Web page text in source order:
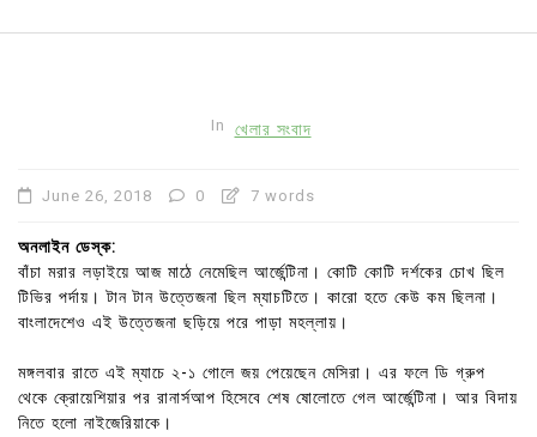
In খেলার সংবাদ
June 26, 2018 0 7 words
অনলাইন ডেস্ক:
বাঁচা মরার লড়াইয়ে আজ মাঠে নেমেছিল আর্জেন্টিনা। কোটি কোটি দর্শকের চোখ ছিল
টিভির পর্দায়। টান টান উত্তেজনা ছিল ম্যাচটিতে। কারো হতে কেউ কম ছিলনা।
বাংলাদেশেও এই উত্তেজনা ছড়িয়ে পরে পাড়া মহল্লায়।
মঙ্গলবার রাতে এই ম্যাচে ২-১ গোলে জয় পেয়েছেন মেসিরা। এর ফলে ডি গ্রুপ
থেকে ক্রোয়েশিয়ার পর রানার্সআপ হিসেবে শেষ ষোলোতে গেল আর্জেন্টিনা। আর বিদায়
নিতে হলো নাইজেরিয়াকে।